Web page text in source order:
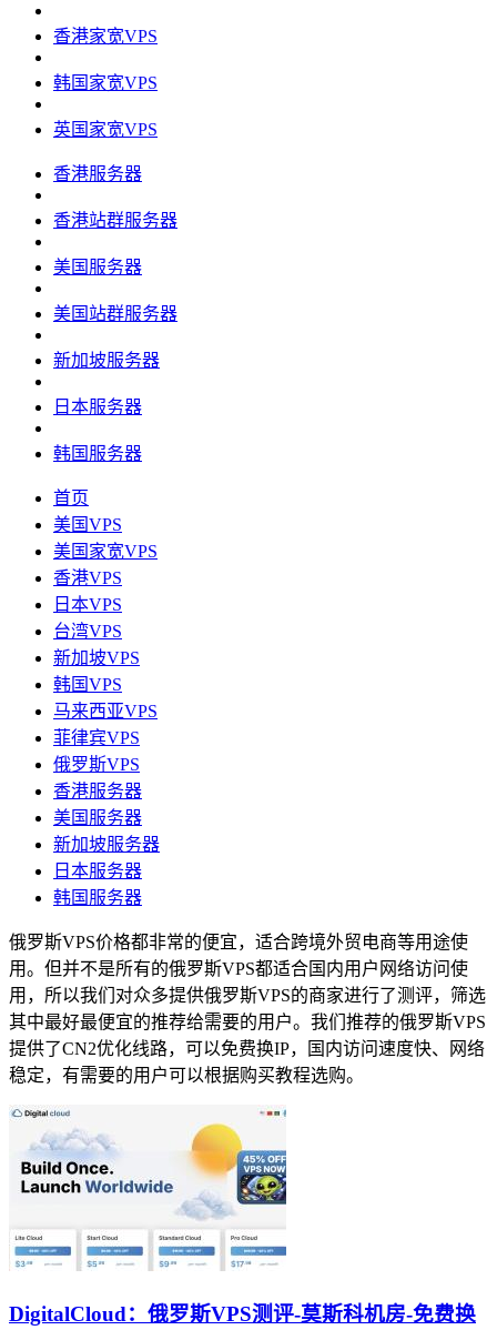
香港家宽VPS
韩国家宽VPS
英国家宽VPS
香港服务器
香港站群服务器
美国服务器
美国站群服务器
新加坡服务器
日本服务器
韩国服务器
首页
美国VPS
美国家宽VPS
香港VPS
日本VPS
台湾VPS
新加坡VPS
韩国VPS
马来西亚VPS
菲律宾VPS
俄罗斯VPS
香港服务器
美国服务器
新加坡服务器
日本服务器
韩国服务器
俄罗斯VPS价格都非常的便宜，适合跨境外贸电商等用途使
用。但并不是所有的俄罗斯VPS都适合国内用户网络访问使
用，所以我们对众多提供俄罗斯VPS的商家进行了测评，筛选
其中最好最便宜的推荐给需要的用户。我们推荐的俄罗斯VPS
提供了CN2优化线路，可以免费换IP，国内访问速度快、网络
稳定，有需要的用户可以根据购买教程选购。
DigitalCloud：俄罗斯VPS测评-莫斯科机房-免费换